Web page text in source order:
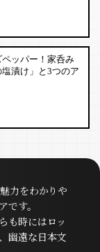
ッパー！家呑み
漬け」と3つのア
力をわかりや
す。
も時にはロッ
幽遠な日本文